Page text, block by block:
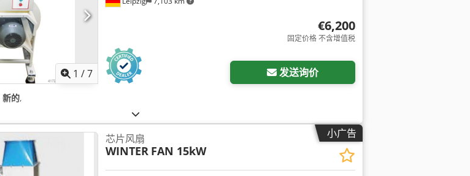
1 /7
€6,200
固定价格 不含增值税
发送询价
新的,
小广告
芯片风扇
WINTER FAN 15kW